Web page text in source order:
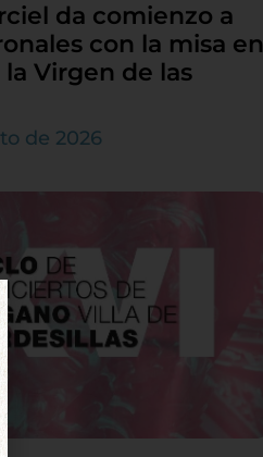
da comienzo a
con la misa en
Virgen de las
de 2026